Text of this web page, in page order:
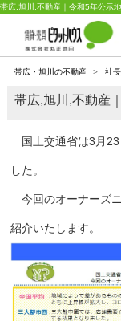
帯広,旭川,不動産｜令和5年公示
帯広・旭川の不動産 > 社
帯広,旭川,不動産
国土交通省は3月23
した。
今回のオーナーズ
紹介いたします。